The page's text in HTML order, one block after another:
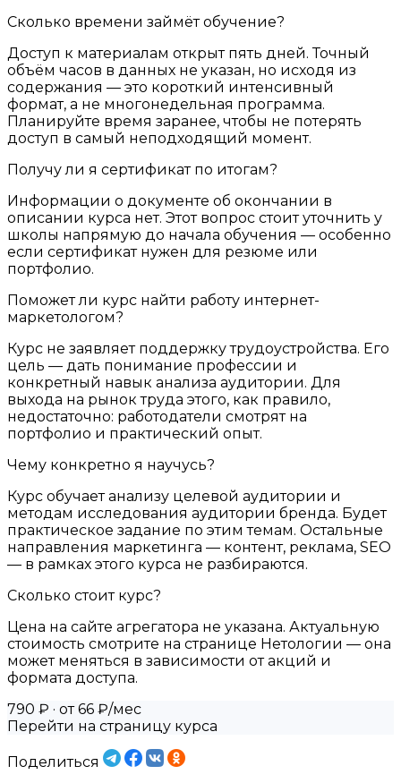
Сколько времени займёт обучение?
Доступ к материалам открыт пять дней. Точный
объём часов в данных не указан, но исходя из
содержания — это короткий интенсивный
формат, а не многонедельная программа.
Планируйте время заранее, чтобы не потерять
доступ в самый неподходящий момент.
Получу ли я сертификат по итогам?
Информации о документе об окончании в
описании курса нет. Этот вопрос стоит уточнить у
школы напрямую до начала обучения — особенно
если сертификат нужен для резюме или
портфолио.
Поможет ли курс найти работу интернет-
маркетологом?
Курс не заявляет поддержку трудоустройства. Его
цель — дать понимание профессии и
конкретный навык анализа аудитории. Для
выхода на рынок труда этого, как правило,
недостаточно: работодатели смотрят на
портфолио и практический опыт.
Чему конкретно я научусь?
Курс обучает анализу целевой аудитории и
методам исследования аудитории бренда. Будет
практическое задание по этим темам. Остальные
направления маркетинга — контент, реклама, SEO
— в рамках этого курса не разбираются.
Сколько стоит курс?
Цена на сайте агрегатора не указана. Актуальную
стоимость смотрите на странице Нетологии — она
может меняться в зависимости от акций и
формата доступа.
790 ₽ · от 66 ₽/мес
Перейти на страницу курса
Поделиться